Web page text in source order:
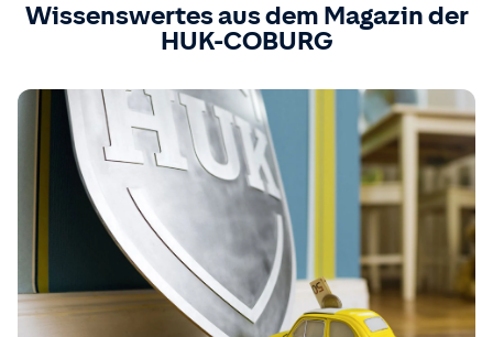
Wissenswertes aus dem Magazin der
HUK-COBURG